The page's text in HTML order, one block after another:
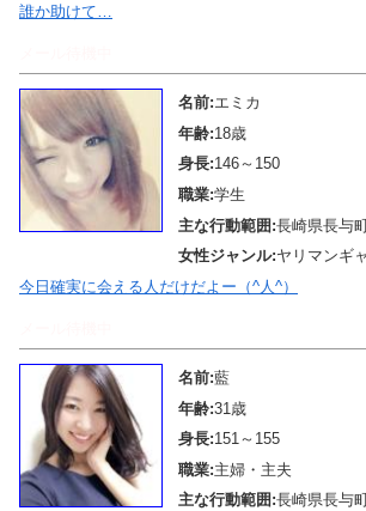
誰か助けて…
名前:エミカ
年齢:18歳
身長:146～150
職業:学生
主な行動範囲:長崎県長与
女性ジャンル:ヤリマンギ
今日確実に会える人だけだよー（^人^）
名前:藍
年齢:31歳
身長:151～155
職業:主婦・主夫
主な行動範囲:長崎県長与